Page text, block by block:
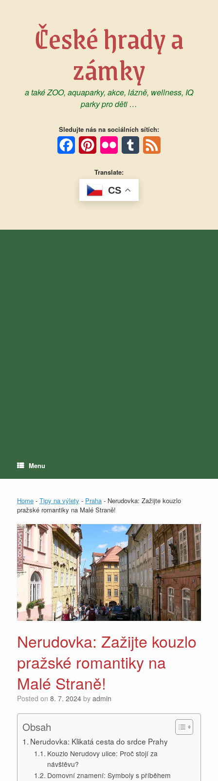
České hrady a
zámky
a také ZOO, aquaparky, akce, lázně, wellness, IQ
parky pro děti …
Sledujte nás na sociálních sítích:
FacebookPinterestFlickr Tumblr
Translate:
CS
Menu
Home - Tipy na výlety - Praha - Nerudovka: Zažijte kouzlo
pražské romantiky na Malé Straně!
Nerudovka: Zažijte kouzlo
pražské romantiky na
Malé Straně!
Posted on 8. 7. 2024 by admin
Obsah
Nerudovka: Klikatá cesta do srdce Prahy
Kouzlo Nerudovy ulice: Proč stojí za
návštěvu?
Domovní znamení: Symboly s příběhem